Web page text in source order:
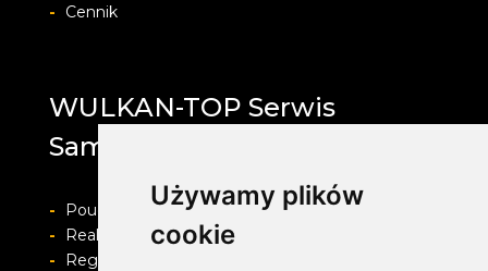
Używamy plików
cookie
-
Cennik
WULKAN-TOP Serwis
Samochodowy
-
Pouczenie o prawie do odstapienia od umowy
-
Realizacja zamówienia i formy płatności
-
Regulamin i Polityka prywatności